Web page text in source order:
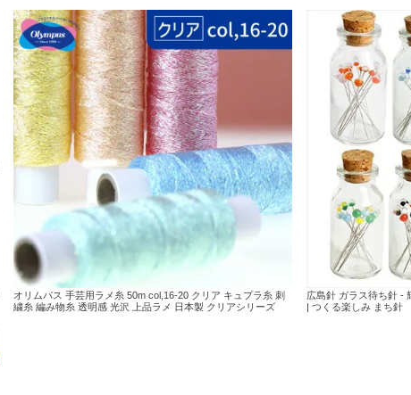
オリムパス 手芸用ラメ糸 50m col,16-20 クリア キュプラ糸 刺
繍糸 編み物糸 透明感 光沢 上品ラメ 日本製 クリアシリーズ
広島針 ガラス待ち針 -
| つくる楽しみ まち針